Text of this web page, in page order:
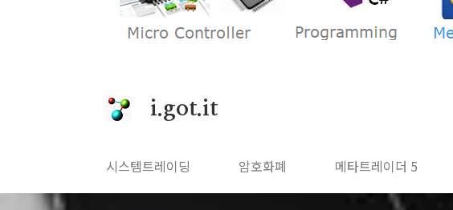
i.got.it
시스템트레이딩 암호화폐 메타트레이더 5